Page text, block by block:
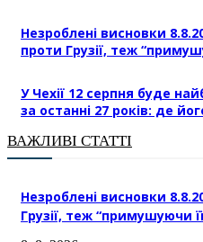
Незроблені висновки
проти Грузії, теж
У Чехії 12 серпня буде
за останні 27 років: де
ВАЖЛИВІ СТАТТІ
Незроблені висновки
Грузії, теж “примушуючи